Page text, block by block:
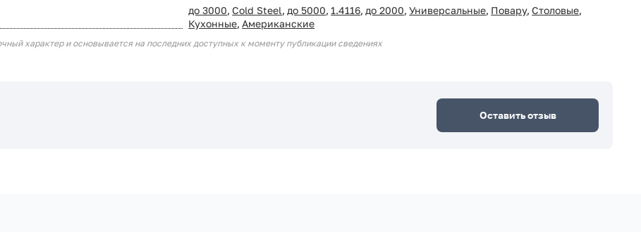
до 3000, Cold Steel, до 5000, 1.4116, до 2000, Универсальные, Повару, Столовые,
Кухонные, Американские
характер и основывается на последних доступных к моменту публикации сведениях
Оставить отзыв